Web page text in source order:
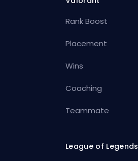
Rank Boost
Placement
Wins
Coaching
Teammate
League of Legends